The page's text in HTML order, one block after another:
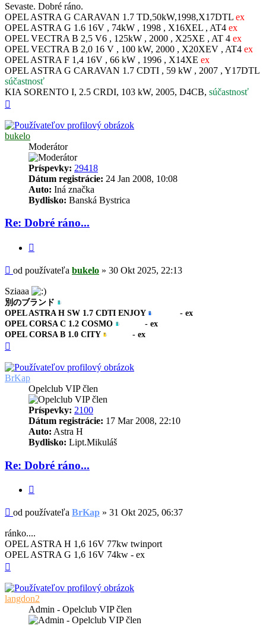
Sevaste. Dobré ráno.
OPEL ASTRA G CARAVAN 1.7 TD,50kW,1998,X17DTL ex
OPEL ASTRA G 1.6 16V , 74kW , 1998 , X16XEL , AT4 ex
OPEL VECTRA B 2,5 V6 , 125kW , 2000 , X25XE , AT 4 ex
OPEL VECTRA B 2,0 16 V , 100 kW, 2000 , X20XEV , AT4 ex
OPEL ASTRA F 1,4 16V , 66 kW , 1996 , X14XE ex
OPEL ASTRA G CARAVAN 1.7 CDTI , 59 kW , 2007 , Y17DTL
súčastnosť
KIA SORENTO I, 2.5 CRDI, 103 kW, 2005, D4CB, súčastnosť
bukelo
Moderátor
Príspevky: 29418
Dátum registrácie: 24 Jan 2008, 10:08
Auto: Iná značka
Bydlisko: Banská Bystrica
Re: Dobré ráno...
Príspevok
od používateľa bukelo » 30 Okt 2025, 22:13
Sziaaa
別のブランド
OPEL ASTRA H SW 1.7 CDTI ENJOY
- ex
OPEL CORSA C 1.2 COSMO
- ex
OPEL CORSA B 1.0 CITY
- ex
BrKap
Opelclub VIP člen
Príspevky: 2100
Dátum registrácie: 17 Mar 2008, 22:10
Auto: Astra H
Bydlisko: Lipt.Mikuláš
Re: Dobré ráno...
Príspevok
od používateľa BrKap » 31 Okt 2025, 06:37
ránko....
OPEL ASTRA H 1,6 16V 77kw twinport
OPEL ASTRA G 1,6 16V 74kw - ex
langdon2
Admin - Opelclub VIP člen